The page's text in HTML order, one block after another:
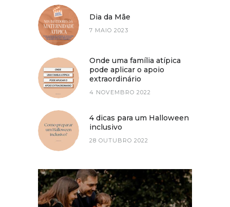
Dia da Mãe
7 MAIO 2023
Onde uma família atípica
pode aplicar o apoio
extraordinário
4 NOVEMBRO 2022
4 dicas para um Halloween
inclusivo
28 OUTUBRO 2022